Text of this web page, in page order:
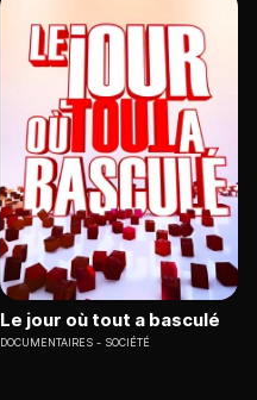
Le jour où tout a basculé
DOCUMENTAIRES SOCIÉTÉ